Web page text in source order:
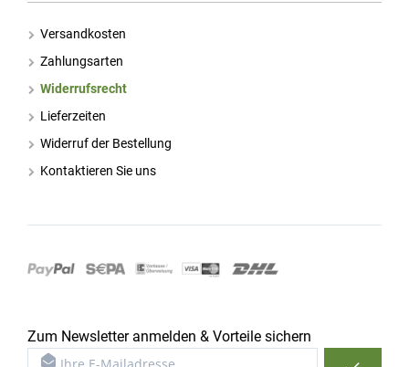
Versandkosten
Zahlungsarten
Widerrufsrecht
Lieferzeiten
Widerruf der Bestellung
Kontaktieren Sie uns
Zum Newsletter anmelden & Vorteile sichern